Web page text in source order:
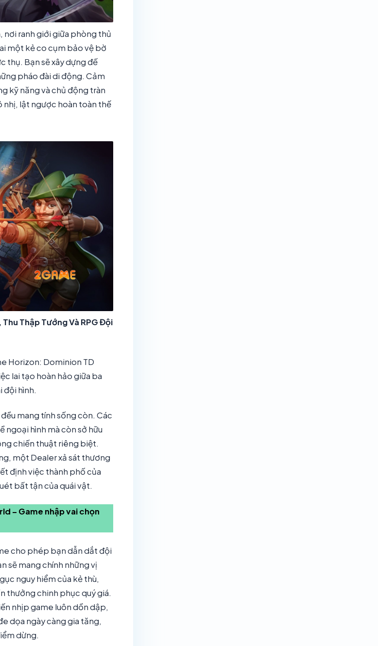
ranh giới giữa phòng thủ
một kẻ co cụm bảo vệ bờ
thụ. Bạn sẽ xây dựng đế
pháo đài di động. Cảm
kỹ năng và chủ động tràn
nhị, lật ngược hoàn toàn thế
Thập Tướng Và RPG Đội
Horizon: Dominion TD
lai tạo hoàn hảo giữa ba
đội hình.
mang tính sống còn. Các
ngoại hình mà còn sở hữu
chiến thuật riêng biệt.
một Dealer xả sát thương
định việc thành phố của
bất tận của quái vật.
– Game nhập vai chọn
cho phép bạn dẫn dắt đội
sẽ mang chính những vị
nguy hiểm của kẻ thù,
thưởng chinh phục quý giá.
nhịp game luôn dồn dập,
dọa ngày càng gia tăng,
dừng.